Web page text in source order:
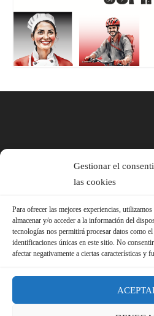
Gestionar el
las cookies
Para ofrecer las mejores experiencias,
almacenar y/o acceder a la información del
tecnologías nos permitirá procesar datos como
identificaciones únicas en este sitio. No
afectar negativamente a ciertas características y